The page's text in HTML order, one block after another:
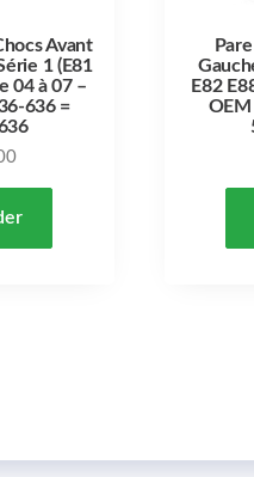
Avant
1 (E81
04 à 07 –
636 =
E82